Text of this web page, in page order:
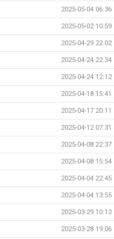
2025-05-04 06:36
2025-05-02 10:59
2025-04-29 22:02
2025-04-24 22:34
2025-04-24 12:12
2025-04-18 15:41
2025-04-17 20:11
2025-04-12 07:31
2025-04-08 22:37
2025-04-08 15:54
2025-04-04 22:45
2025-04-04 13:55
2025-03-29 10:12
2025-03-28 19:06